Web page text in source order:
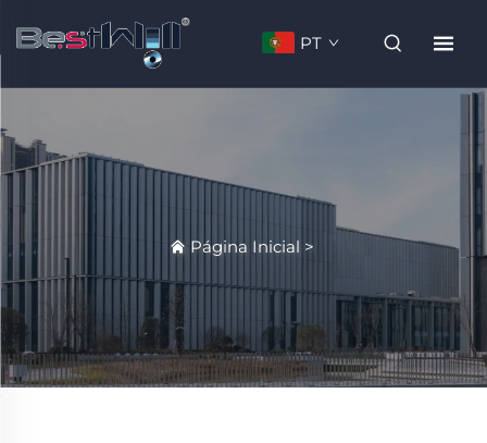
PT
Página Inicial >